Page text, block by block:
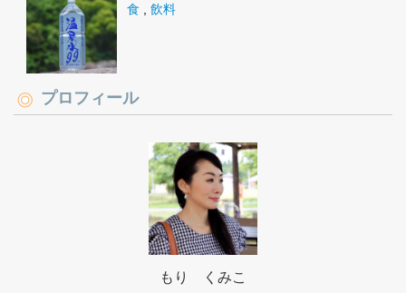
食 , 飲料
プロフィール
もり くみこ